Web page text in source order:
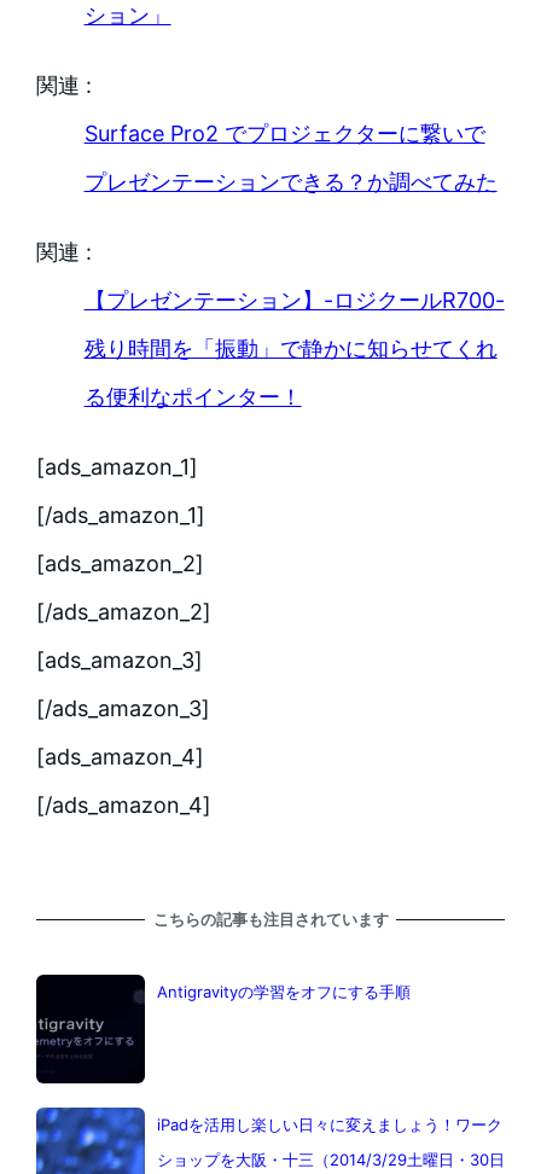
ション」
関連 :
Surface Pro2 でプロジェクターに繋いで
プレゼンテーションできる？か調べてみた
関連 :
【プレゼンテーション】-ロジクールR700-
残り時間を「振動」で静かに知らせてくれ
る便利なポインター！
[ads_amazon_1]
[/ads_amazon_1]
[ads_amazon_2]
[/ads_amazon_2]
[ads_amazon_3]
[/ads_amazon_3]
[ads_amazon_4]
[/ads_amazon_4]
こちらの記事も注目されています
Antigravityの学習をオフにする手順
iPadを活用し楽しい日々に変えましょう！ワーク
ショップを大阪・十三（2014/3/29土曜日・30日